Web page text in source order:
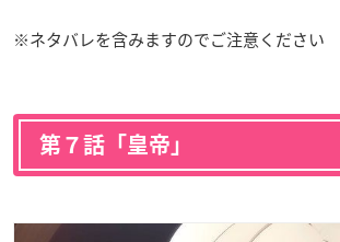
※ネタバレを含みますのでご注意ください
第７話「皇帝」